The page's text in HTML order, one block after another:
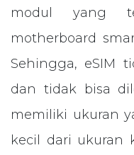
modul yang
motherboard
Sehingga, eSIM
dan tidak bisa
memiliki ukuran
kecil dari ukuran